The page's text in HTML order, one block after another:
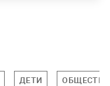
ДЕТИ ОБЩЕСТВО